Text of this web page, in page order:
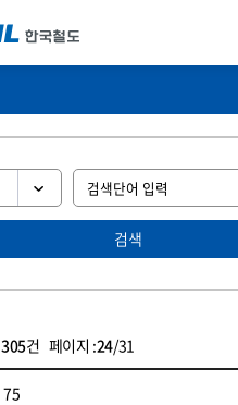
검색
305건 페이지 :24/31
75